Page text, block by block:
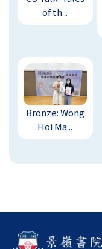
of th...
Bronze: Wong
Hoi Ma...